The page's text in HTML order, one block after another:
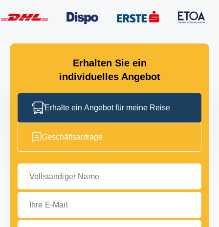
Erhalten Sie ein
individuelles Angebot
Erhalte ein Angebot für meine Reise
Geschäftsanfrage
Vollständiger Name
Ihre E-Mail
Erzählen Sie uns von Ihren Plänen